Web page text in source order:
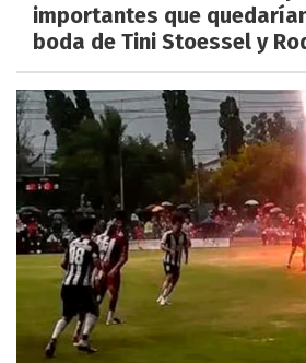
importantes que
boda de Tini Stoessel y